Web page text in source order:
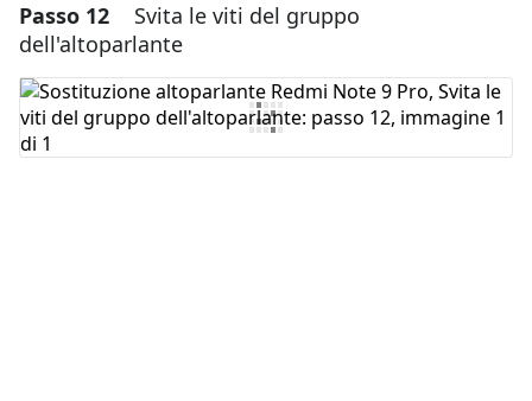
Aggiungi un commento
Aggiungi Commento
Passo 12
Svita le viti del gruppo
dell'altoparlante